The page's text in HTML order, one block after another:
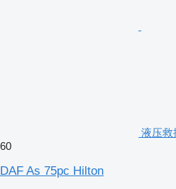
液压救
60
DAF As 75pc Hilton